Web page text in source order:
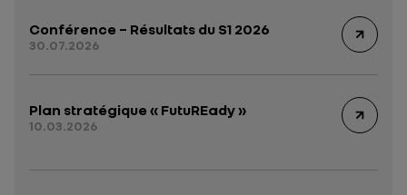
Conférence – Résultats du S1 2026
30.07.2026
Plan stratégique « FutuREady »
10.03.2026